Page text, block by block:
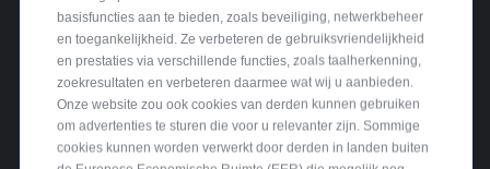
basisfuncties aan te bieden, zoals beveiliging, netwerkbeheer
en toegankelijkheid. Ze verbeteren de gebruiksvriendelijkheid
en prestaties via verschillende functies, zoals taalherkenning,
zoekresultaten en verbeteren daarmee wat wij u aanbieden.
Onze website zou ook cookies van derden kunnen gebruiken
om advertenties te sturen die voor u relevanter zijn. Sommige
cookies kunnen worden verwerkt door derden in landen buiten